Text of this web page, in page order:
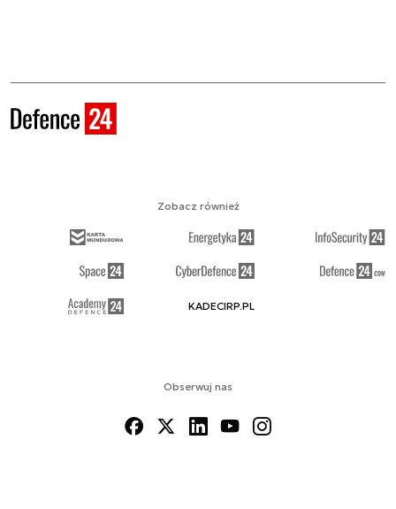
Obserwuj nas
Zobacz również
KADECIRP.PL